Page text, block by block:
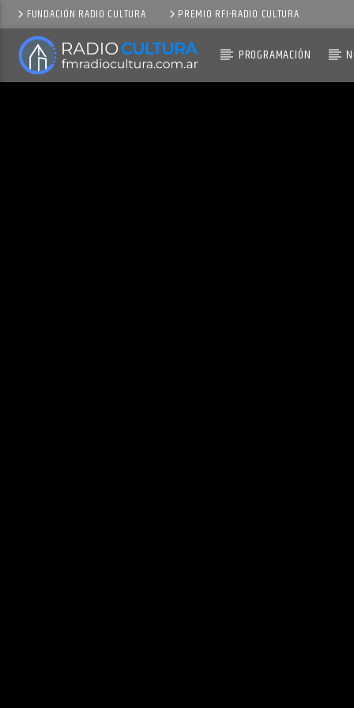
FUNDACIÓN RADIO CULTURA PREMIO RFI-RADIO CULTURA
PROGRAMACIÓN